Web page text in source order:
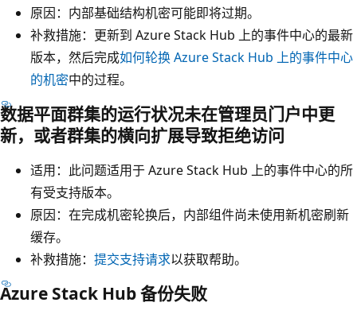
原因：内部基础结构机密可能即将过期。
补救措施：更新到 Azure Stack Hub 上的事件中心的最新
版本，然后完成如何轮换 Azure Stack Hub 上的事件中心
的机密中的过程。
数据平面群集的运行状况未在管理员门户中更
新，或者群集的横向扩展导致拒绝访问
适用：此问题适用于 Azure Stack Hub 上的事件中心的所
有受支持版本。
原因：在完成机密轮换后，内部组件尚未使用新机密刷新
缓存。
补救措施： 提交支持请求以获取帮助。
Azure Stack Hub 备份失败